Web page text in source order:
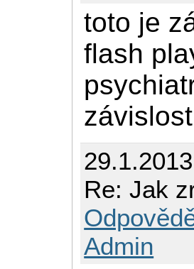
toto je
flash
Re: Jak
Admin